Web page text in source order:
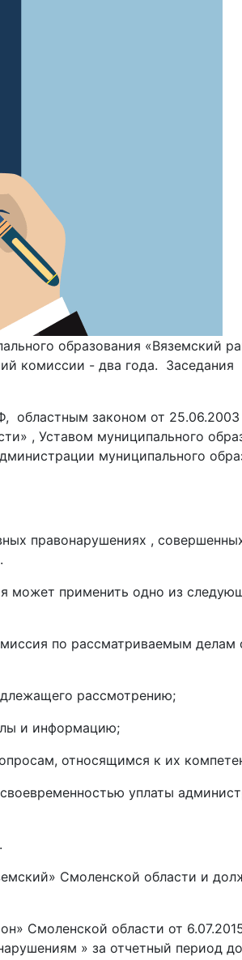
образования «Вяземский
комиссии - два года.
областным законом от
, Уставом муниципального
муниципального
правонарушениях ,
может применить одно из
по рассматриваемым делам
рассмотрению;
и информацию;
относящимся к их
уплаты
Смоленской области и
Смоленской области от
» за отчетный период